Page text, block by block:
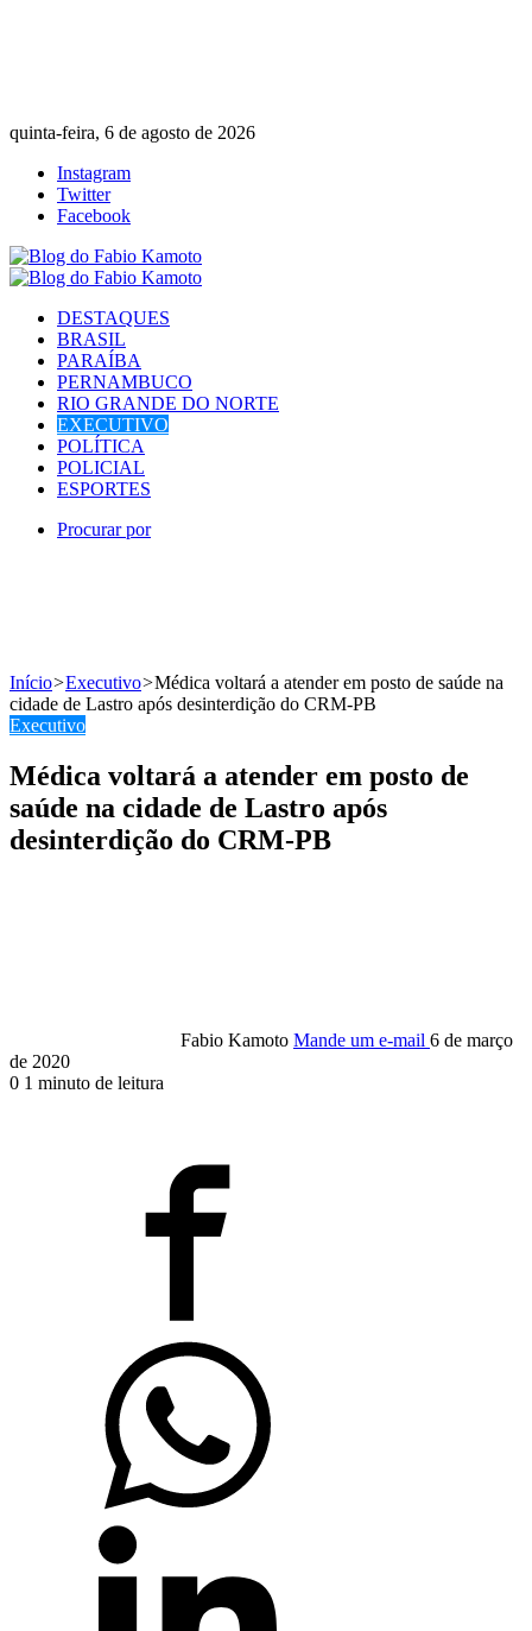
quinta-feira, 6 de agosto de 2026
Instagram
Twitter
Facebook
DESTAQUES
BRASIL
PARAÍBA
PERNAMBUCO
RIO GRANDE DO NORTE
EXECUTIVO
POLÍTICA
POLICIAL
ESPORTES
Procurar por
Início>Executivo>Médica voltará a atender em posto de saúde na
cidade de Lastro após desinterdição do CRM-PB
Executivo
Médica voltará a atender em posto de
saúde na cidade de Lastro após
desinterdição do CRM-PB
Fabio Kamoto Mande um e-mail 6 de março
de 2020
0 1 minuto de leitura